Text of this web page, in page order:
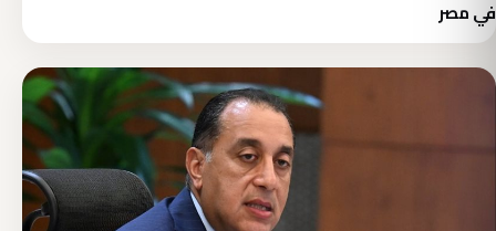
في مصر